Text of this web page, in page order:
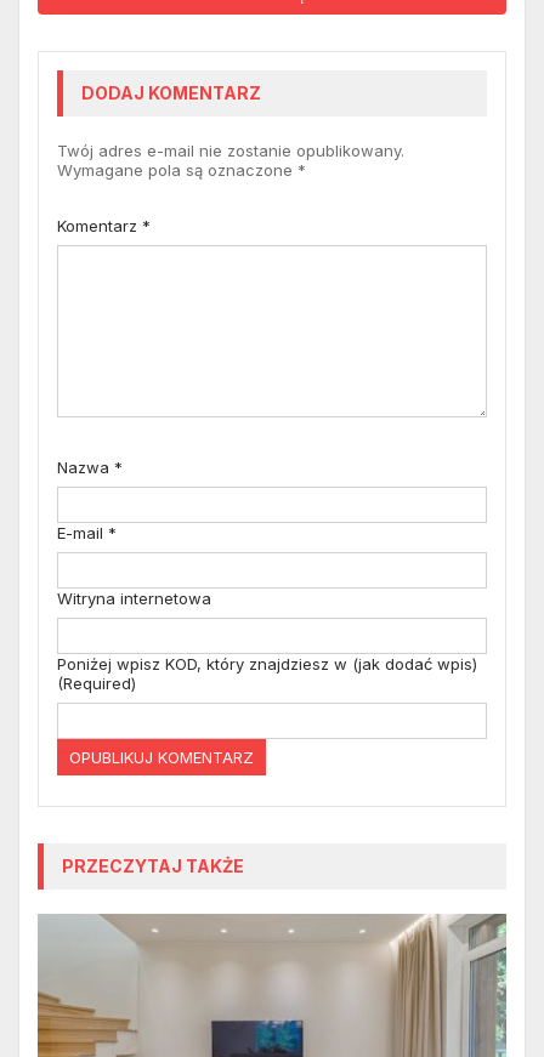
DODAJ KOMENTARZ
Twój adres e-mail nie zostanie opublikowany.
Wymagane pola są oznaczone *
Komentarz *
Nazwa *
E-mail *
Witryna internetowa
Poniżej wpisz KOD, który znajdziesz w (jak dodać wpis)
(Required)
PRZECZYTAJ TAKŻE